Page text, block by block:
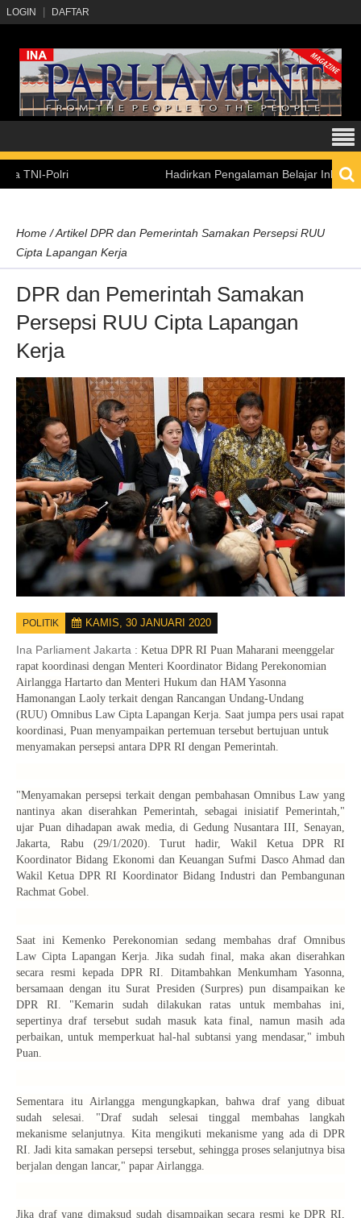
LOGIN DAFTAR
Polri Hadirkan Pengalaman Belajar Inklusif,
Home /Artikel DPR dan Pemerintah Samakan Persepsi RUU
Cipta Lapangan Kerja
DPR dan Pemerintah Samakan
Persepsi RUU Cipta Lapangan
Kerja
POLITIK KAMIS, 30 JANUARI 2020
Ina Parliament Jakarta : Ketua DPR RI Puan Maharani meenggelar
rapat koordinasi dengan Menteri Koordinator Bidang Perekonomian
Airlangga Hartarto dan Menteri Hukum dan HAM Yasonna
Hamonangan Laoly terkait dengan Rancangan Undang-Undang
(RUU) Omnibus Law Cipta Lapangan Kerja. Saat jumpa pers usai rapat
koordinasi, Puan menyampaikan pertemuan tersebut bertujuan untuk
menyamakan persepsi antara DPR RI dengan Pemerintah.
"Menyamakan persepsi terkait dengan pembahasan Omnibus Law yang
nantinya akan diserahkan Pemerintah, sebagai inisiatif Pemerintah,"
ujar Puan dihadapan awak media, di Gedung Nusantara III, Senayan,
Jakarta, Rabu (29/1/2020). Turut hadir, Wakil Ketua DPR RI
Koordinator Bidang Ekonomi dan Keuangan Sufmi Dasco Ahmad dan
Wakil Ketua DPR RI Koordinator Bidang Industri dan Pembangunan
Rachmat Gobel.
Saat ini Kemenko Perekonomian sedang membahas draf Omnibus
Law Cipta Lapangan Kerja. Jika sudah final, maka akan diserahkan
secara resmi kepada DPR RI. Ditambahkan Menkumham Yasonna,
bersamaan dengan itu Surat Presiden (Surpres) pun disampaikan ke
DPR RI. "Kemarin sudah dilakukan ratas untuk membahas ini,
sepertinya draf tersebut sudah masuk kata final, namun masih ada
perbaikan, untuk memperkuat hal-hal subtansi yang mendasar," imbuh
Puan.
Sementara itu Airlangga mengungkapkan, bahwa draf yang dibuat
sudah selesai. "Draf sudah selesai tinggal membahas langkah
mekanisme selanjutnya. Kita mengikuti mekanisme yang ada di DPR
RI. Jadi kita samakan persepsi tersebut, sehingga proses selanjutnya bisa
berjalan dengan lancar," papar Airlangga.
Jika draf yang dimaksud sudah disampaikan secara resmi ke DPR RI,